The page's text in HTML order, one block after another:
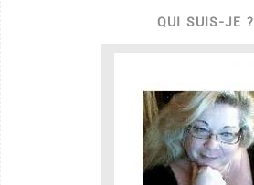
QUI SUIS-JE ?